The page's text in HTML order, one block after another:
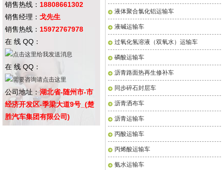
销售热线： 18808661302
销售经理： 戈先生
销售热线： 15972767978
在 线 QQ：
在 线 QQ：
公司地址：湖北省-随州市-市
经济开发区-季梁大道9号_(楚
胜汽车集团有限公司)
液体聚合氯化铝运输车
液碱运输车
过氧化氢溶液（双氧水）运输车
磷酸运输车
沥青路面热再生修补车
同步碎石封层车
沥青洒布车
沥青运输车
丙酸运输车
丙烯酸运输车
氨水运输车